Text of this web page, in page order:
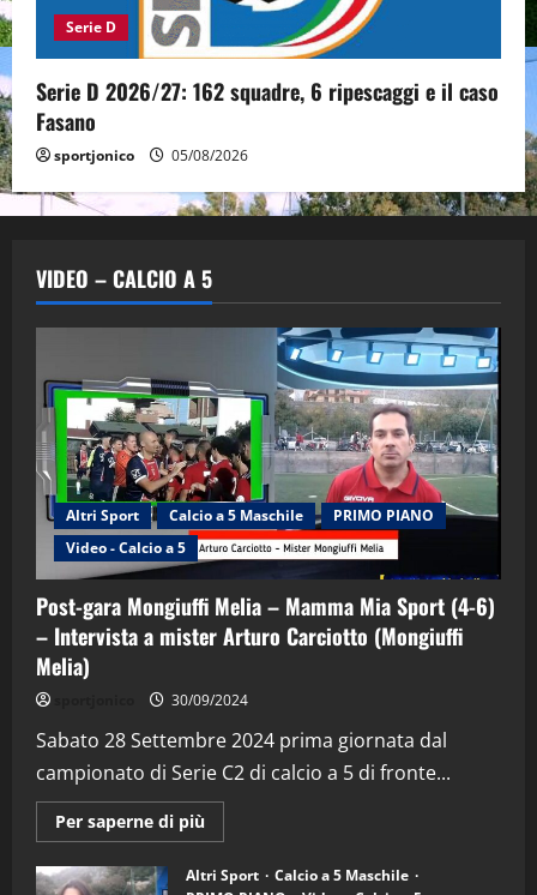
Serie D
Serie D 2026/27: 162 squadre, 6 ripescaggi e il caso
Fasano
sportjonico 05/08/2026
VIDEO – CALCIO A 5
Altri Sport Calcio a 5 Maschile
PRIMO PIANO
Video - Calcio a 5
Post-gara Mongiuffi Melia – Mamma Mia Sport (4-6)
– Intervista a mister Arturo Carciotto (Mongiuffi
Melia)
30/09/2024
Sabato 28 Settembre 2024 prima giornata dal
campionato di Serie C2 di calcio a 5 di fronte...
Per saperne di più
informazioni
Post-
gara
Altri Sport
Calcio a 5 Maschile
2
“SportEmpire” in Podcast: 29^ Puntata
(Martedi 28 Aprile 2026)
28/04/2026
"SportEmpire" in Podcast
“SportEmpire” in Podcast: 28^ Puntata